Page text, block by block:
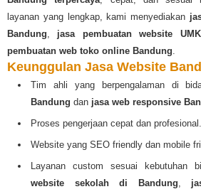
layanan yang lengkap, kami menyediakan
Bandung, jasa pembuatan website
pembuatan web toko online Bandung.
Keunggulan Jasa Website
Tim ahli yang berpengalaman di
Bandung dan jasa web responsive
Proses pengerjaan cepat dan profesional.
Website yang SEO friendly dan mobile
Layanan custom sesuai kebutuhan
website sekolah di Bandung,